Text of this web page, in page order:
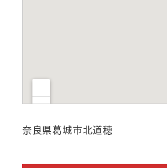
奈良県葛城市北道穂